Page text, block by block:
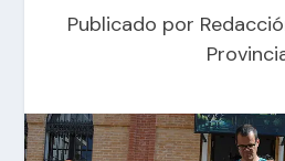
Publicado por